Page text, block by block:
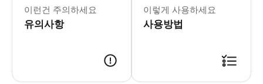
이런건 주의하세요
유의사항
이렇게 사용하세요
사용방법